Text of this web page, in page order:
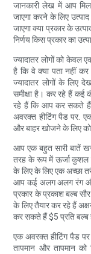
जानकारी लेख में आप मिल
जाएगा करने के लिए
जाएगा क्या प्रकार के
निर्णय किस प्रकार का
ज्यादातर लोगों को केवल
है कि वे क्या पता नहीं
ज्यादातर लोगों के लिए
समीक्षा है। कर रहे हैं कई
रहे हैं कि आप कर सकते हैं
अवरक्त हीटिंग पैड पर.
और बाहर खोजने के लिए
आप एक बहुत सारी बातें
तरह के रूप में ऊर्जा कुशल
के लिए के लिए एक अच्छा
आप कई अलग अलग रंग
प्रकार के प्रकाश बल्ब
के लिए तैयार कर रहे हैं
कर सकते हैं $5 प्रति बल्ब
एक अवरक्त हीटिंग पैड
तापमान और तापमान